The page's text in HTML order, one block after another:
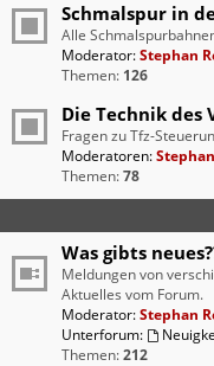
Schmalspur in
Alle
Moderator:Stephan
Themen: 126
Die Technik des
Fragen zu Tfz-
Moderatoren:
Themen:78
Was gibts
Meldungen von
Aktuelles vom Forum.
Moderator:Stephan
Unterforum:
Themen:212